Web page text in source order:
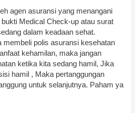
agen asuransi yang menangani
Medical Check-up atau surat
dalam keadaan sehat.
membeli polis asuransi kesehatan
kehamilan, maka jangan
ketika kita sedang hamil, Jika
hamil , Maka pertanggungan
untuk selanjutnya. Paham ya